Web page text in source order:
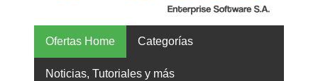
Ofertas Home Categorías
Noticias, Tutoriales y más